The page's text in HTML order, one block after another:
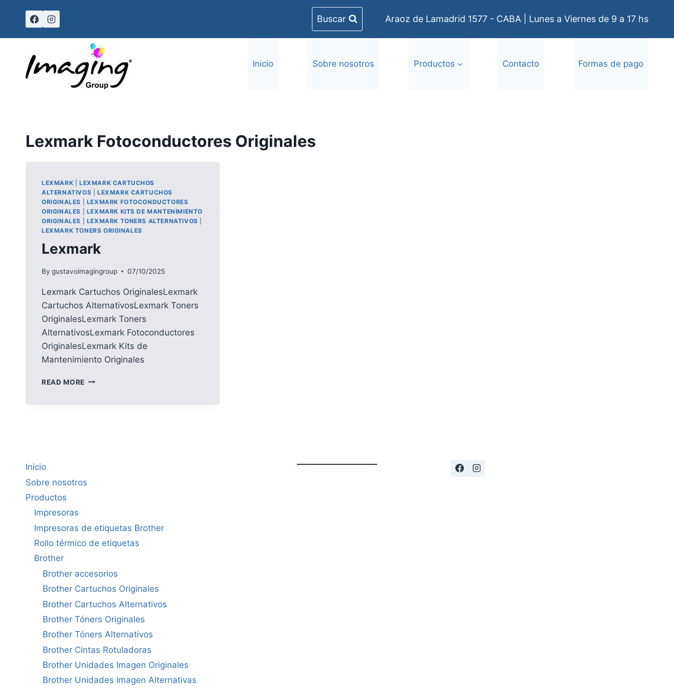
Buscar Araoz de Lamadrid 1577 - CABA | Lunes a Viernes de 9 a 17 hs
Inicio Sobre nosotros Productos Contacto Formas de pago
Lexmark Fotoconductores Originales
LEXMARK
LEXMARK CARTUCHOS
ALTERNATIVOS
LEXMARK CARTUCHOS
ORIGINALES
LEXMARK FOTOCONDUCTORES
ORIGINALES
LEXMARK KITS DE MANTENIMIENTO
ORIGINALES
LEXMARK TONERS ALTERNATIVOS
LEXMARK TONERS ORIGINALES
Lexmark
By gustavoimagingroup 07/10/2025
Lexmark Cartuchos OriginalesLexmark
Cartuchos AlternativosLexmark Toners
OriginalesLexmark Toners
AlternativosLexmark Fotoconductores
OriginalesLexmark Kits de
Mantenimiento Originales
READ MORE LEXMARK
Inicio
Sobre nosotros
Productos
Impresoras
Impresoras de etiquetas Brother
Rollo térmico de etiquetas
Brother
Brother accesorios
Brother Cartuchos Originales
Brother Cartuchos Alternativos
Brother Tóners Originales
Brother Tóners Alternativos
Brother Cintas Rotuladoras
Brother Unidades Imagen Originales
Brother Unidades Imagen Alternativas